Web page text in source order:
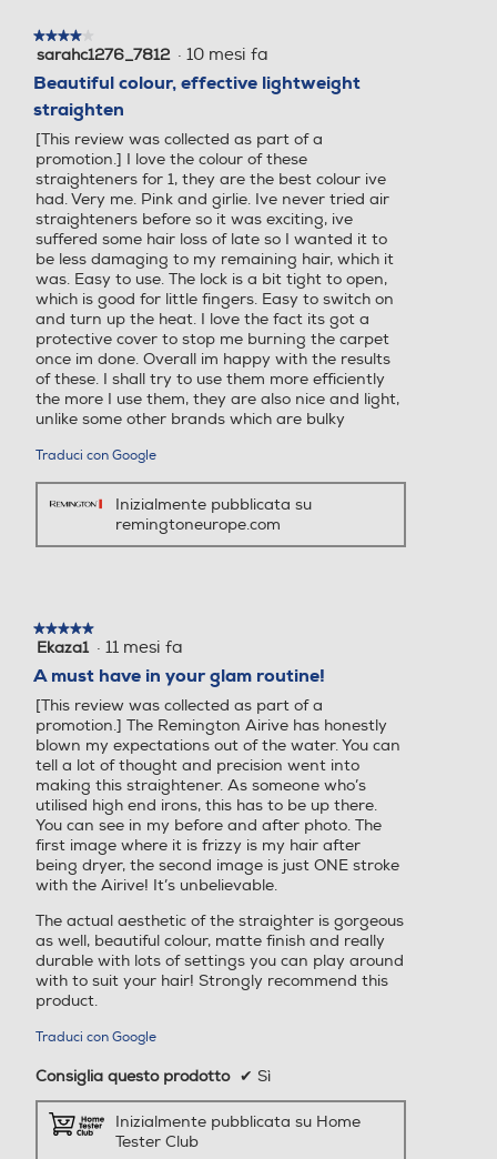
Svolgiriccioli automatico
Ferro incluso Ferro incluso
Custodia Custodia
Cavo pivottante Cavo pivottante
Ionizzatore
Funzione aria fredda
Funzione rotante Funzione rotante
Funzione vapore Funzione vapore
Regolazione temperatura Regolazione temperatura
5
Display Display
★★★★★
★★★★★
4
5
stelle.
sarahc1276_7812 · 10 mesi fa
Beautiful colour, effective lightweight
straighten
[This review was collected as part of a
promotion.] I love the colour of these
straighteners for 1, they are the best colour ive
had. Very me. Pink and girlie. Ive never tried air
straighteners before so it was exciting, ive
suffered some hair loss of late so I wanted it to
be less damaging to my remaining hair, which it
was. Easy to use. The lock is a bit tight to open,
which is good for little fingers. Easy to switch on
and turn up the heat. I love the fact its got a
protective cover to stop me burning the carpet
once im done. Overall im happy with the results
of these. I shall try to use them more efficiently
the more I use them, they are also nice and light,
unlike some other brands which are bulky
Traduci con Google
Inizialmente pubblicata su
remingtoneurope.com
★★★★★
★★★★★
5
5
stelle.
Ekaza1 · 11 mesi fa
A must have in your glam routine!
[This review was collected as part of a
promotion.] The Remington Airive has honestly
blown my expectations out of the water. You can
tell a lot of thought and precision went into
making this straightener. As someone who’s
utilised high end irons, this has to be up there.
You can see in my before and after photo. The
first image where it is frizzy is my hair after
being dryer, the second image is just ONE stroke
with the Airive! It’s unbelievable.
The actual aesthetic of the straighter is gorgeous
as well, beautiful colour, matte finish and really
durable with lots of settings you can play around
with to suit your hair! Strongly recommend this
product.
Traduci con Google
Consiglia questo prodotto ✔ Sì
Inizialmente pubblicata su Home
Tester Club